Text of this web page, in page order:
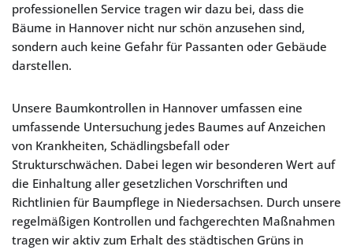
professionellen Service tragen wir dazu bei, dass die
Bäume in Hannover nicht nur schön anzusehen sind,
sondern auch keine Gefahr für Passanten oder Gebäude
darstellen.
Unsere Baumkontrollen in Hannover umfassen eine
umfassende Untersuchung jedes Baumes auf Anzeichen
von Krankheiten, Schädlingsbefall oder
Strukturschwächen. Dabei legen wir besonderen Wert auf
die Einhaltung aller gesetzlichen Vorschriften und
Richtlinien für Baumpflege in Niedersachsen. Durch unsere
regelmäßigen Kontrollen und fachgerechten Maßnahmen
tragen wir aktiv zum Erhalt des städtischen Grüns in